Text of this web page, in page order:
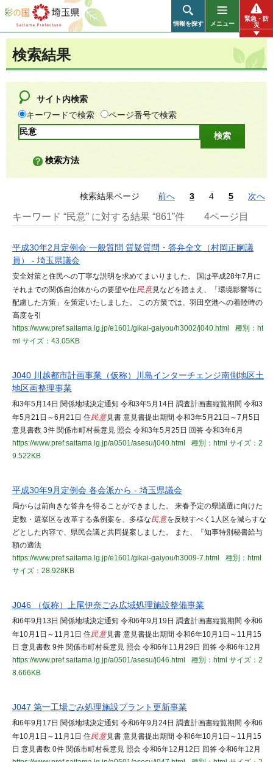
彩の国 埼玉県
情報を探す メニュー
緊急・防
災
検索結果
サイト内検索
キーワードで検索
ページ番号で検索
検索方法
検索結果ページ 前へ 3 4 5 次へ
キーワード “民意” に対する結果 “861”件 4ページ目
平成30年2月定例会 一般質問 質疑質問・答弁全文（村岡正嗣議
員） - 埼玉県議会
安全対策と住民への丁寧な説明を求めてまいりました。 国は平成28年7月に
それまでの関係自治体からの要望や住民意見などを踏まえ、「環境影響等に
配慮した方策」を策定いたしました。 この方策では、羽田空港への着陸時の
高度を引
https://www.pref.saitama.lg.jp/e1601/gikai-gaiyou/h3002/j040.html
種別：ht
ml サイズ：43.05KB
J040 川越都市計画事業（仮称）川島インターチェンジ南側地区土
地区画整理事業
和3年5月14日 関係地域決定通知 令和3年5月14日 調査計画書縦覧期間 令和3
年5月21日～6月21日 住民意見書 意見書提出期間 令和3年5月21日～7月5日
意見書数 3件 関係市町村長意見 照会 令和3年5月25日 回答 令和3年6月
https://www.pref.saitama.lg.jp/a0501/asesu/j040.html
種別：html サイズ：2
9.522KB
平成30年9月定例会 各会派から - 埼玉県議会
局からは前向きな答弁を得ることができました。 来春予定の県議選に向けた
定数・選挙区を改革する条例案を、多様な民意を反映すべく1人区を減らすな
どとした内容で、県民会議と共同提案しました。 また、『知事特別秘書給与
額の適法
https://www.pref.saitama.lg.jp/e1601/gikai-gaiyou/h3009-7.html
種別：html
サイズ：28.928KB
J046 （仮称）上尾伊奈ごみ広域処理施設整備事業
和6年9月13日 関係地域決定通知 令和6年9月19日 調査計画書縦覧期間 令和6
年10月1日～11月1日 住民意見書 意見書提出期間 令和6年10月1日～11月15
日 意見書数 9件 関係市町村長意見 照会 令和6年11月29日 回答 令和6年12月
https://www.pref.saitama.lg.jp/a0501/asesu/j046.html
種別：html サイズ：2
8.666KB
J047 第一工場ごみ処理施設プラント更新事業
和6年9月17日 関係地域決定通知 令和6年9月24日 調査計画書縦覧期間 令和6
年10月1日～11月1日 住民意見書 意見書提出期間 令和6年10月1日～11月15
日 意見書数 0件 関係市町村長意見 照会 令和6年12月12日 回答 令和6年12月